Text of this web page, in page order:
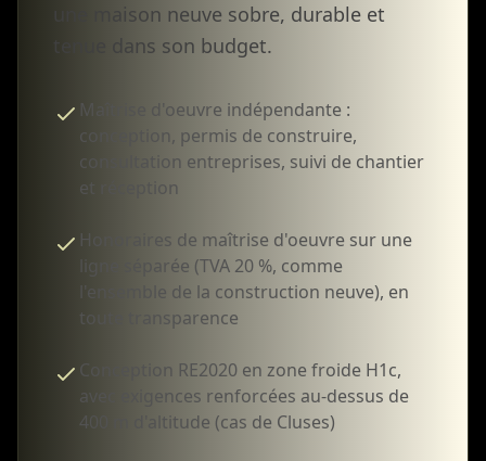
une maison neuve sobre, durable et
tenue dans son budget.
Maîtrise d'oeuvre indépendante :
conception, permis de construire,
consultation entreprises, suivi de chantier
et réception
Honoraires de maîtrise d'oeuvre sur une
ligne séparée (TVA 20 %, comme
l'ensemble de la construction neuve), en
toute transparence
Conception RE2020 en zone froide H1c,
avec exigences renforcées au-dessus de
400 m d'altitude (cas de Cluses)